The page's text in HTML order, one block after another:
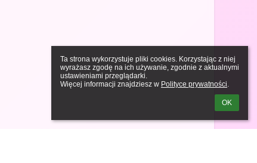
Ta strona wykorzystuje pliki cookies. Korzystając z niej
wyrażasz zgodę na ich używanie, zgodnie z aktualnymi
ustawieniami przeglądarki.
Więcej informacji znajdziesz w Polityce prywatności.
OK